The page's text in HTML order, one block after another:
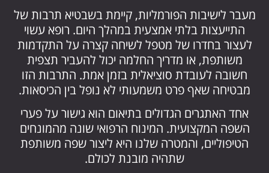
מעבר לישיבות הפורמליות, קיימת בשבטיא תרבות של
התייעצות בלתי אמצעית במהלך היום. רופא עשוי
לעצור בחדרו של מטפל לשיחה קצרה על התקדמות
משותפת, או מדריך החלמה יכול להעביר תצפית
חשובה לעובדת סוציאלית בזמן אמת. התרבות הזו
מבטיחה שאף פרט משמעותי לא נופל בין הכיסאות.
אחד האתגרים הגדולים בתיאום הוא גישור על פערי
השפה המקצועית. המינוח הרפואי שונה מהמונחים
הטיפוליים, והמטרה שלנו היא ליצור שפה משותפת
שתהיה מובנת לכולם.